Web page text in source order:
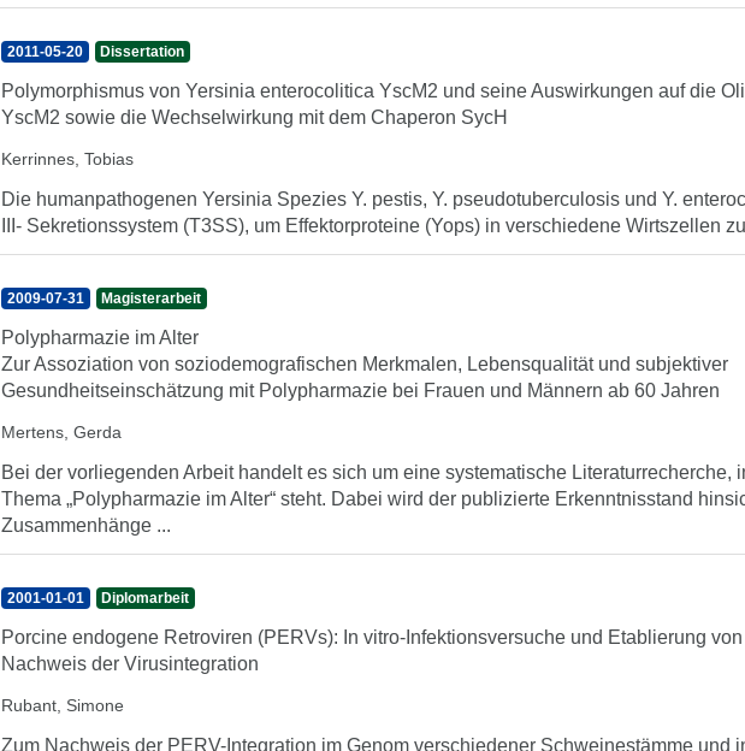
2011-05-20 Dissertation
Polymorphismus von Yersinia enterocolitica YscM2 und seine Auswirkungen auf die
YscM2 sowie die Wechselwirkung mit dem Chaperon SycH
Kerrinnes, Tobias
Die humanpathogenen Yersinia Spezies Y. pestis, Y. pseudotuberculosis und Y.
III- Sekretionssystem (T3SS), um Effektorproteine (Yops) in verschiedene Wirtszellen
2009-07-31 Magisterarbeit
Polypharmazie im Alter
Zur Assoziation von soziodemografischen Merkmalen, Lebensqualität und subjektiver
Gesundheitseinschätzung mit Polypharmazie bei Frauen und Männern ab 60 Jahren
Mertens, Gerda
Bei der vorliegenden Arbeit handelt es sich um eine systematische Literaturrecherche,
Thema „Polypharmazie im Alter“ steht. Dabei wird der publizierte Erkenntnisstand
Zusammenhänge ...
2001-01-01 Diplomarbeit
Porcine endogene Retroviren (PERVs): In vitro-Infektionsversuche und Etablierung
Nachweis der Virusintegration
Rubant, Simone
Zum Nachweis der PERV-Integration im Genom verschiedener Schweinestämme und